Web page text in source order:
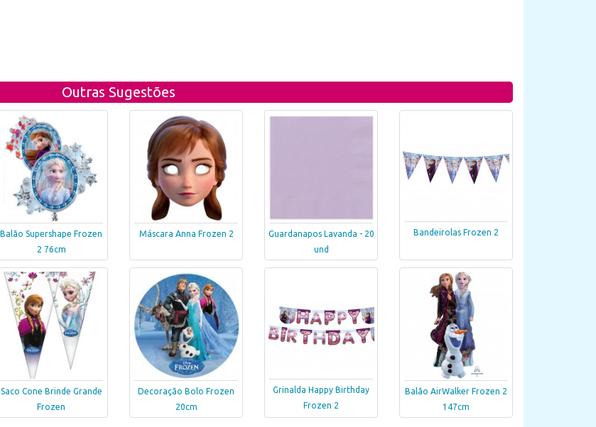
Outras Sugestões
Balão Supershape Frozen
2 76cm
Máscara Anna Frozen 2
Guardanapos Lavanda - 20
und
Bandeirolas Frozen 2
Saco Cone Brinde Grande
Frozen
Decoração Bolo Frozen
20cm
Grinalda Happy Birthday
Frozen 2
Balão AirWalker Frozen 2
147cm